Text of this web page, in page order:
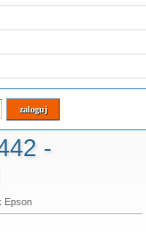
-
Epson